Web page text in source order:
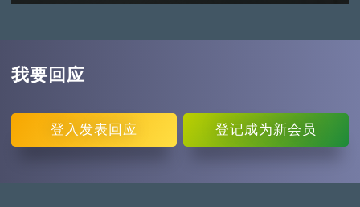
我要回应
登入 发表回应 登记成为新会员